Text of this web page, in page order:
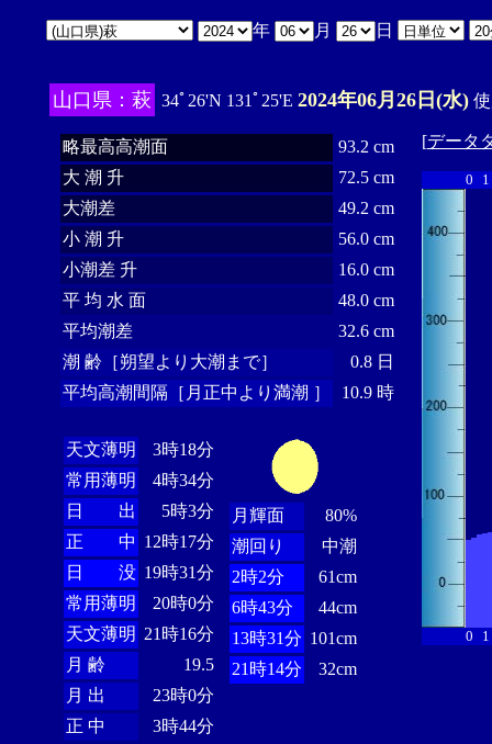
年 月 日
山口県：萩 34ﾟ26'N 131ﾟ25'E 2024年06月26日(水)
略最高高潮面
93.2 cm
大 潮 升
72.5 cm
大潮差
49.2 cm
小 潮 升
56.0 cm
小潮差 升
16.0 cm
平 均 水 面
48.0 cm
平均潮差
32.6 cm
潮 齢［朔望より大潮まで］
0.8 日
平均高潮間隔［月正中より満潮 ］
10.9 時
天文薄明
3時18分
常用薄明
4時34分
日 出
5時3分
正 中 12時17分
日 没 19時31分
常用薄明
20時0分
天文薄明 21時16分
月 齢
19.5
月 出
23時0分
正 中
3時44分
月輝面
80%
潮回り
中潮
2時2分
61cm
6時43分
44cm
13時31分 101cm
21時14分
32cm
[データ
0 1
0 1